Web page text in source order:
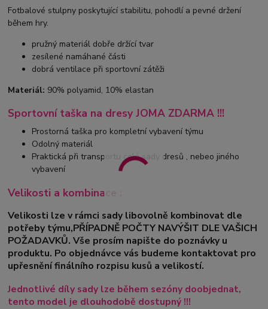
Fotbalové stulpny poskytující stabilitu, pohodlí a pevné držení
během hry.
pružný materiál dobře držící tvar
zesílené namáhané části
dobrá ventilace při sportovní zátěži
Materiál: 90% polyamid, 10% elastan
Sportovní taška na dresy JOMA ZDARMA !!!
Prostorná taška pro kompletní vybavení týmu
Odolný materiál
Praktická při transportu celé sady dresů , nebeo jiného
vybavení
Velikosti a kombinace :
Velikosti lze v rámci sady libovolně kombinovat dle
potřeby týmu,PŘÍPADNĚ POČTY NAVÝŠIT DLE VAŠICH
POŽADAVKŮ. Vše prosím napište do poznávky u
produktu. Po objednávce vás budeme kontaktovat pro
upřesnění finálního rozpisu kusů a velikostí.
Jednotlivé díly sady lze během sezóny doobjednat,
tento model je dlouhodobě dostupný !!!